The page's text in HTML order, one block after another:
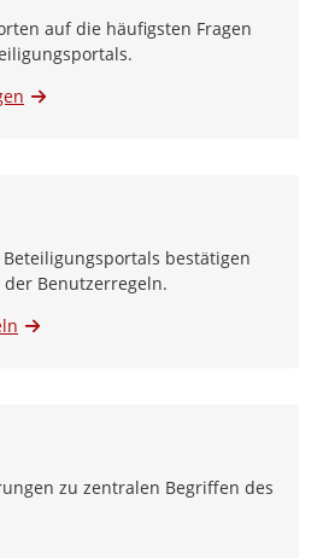
auf die häufigsten Fragen
bestätigen
Benutzerregeln.
zu zentralen Begriffen des